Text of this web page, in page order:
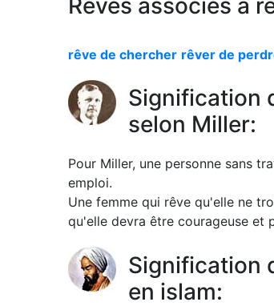
Rêves associés à
rêve de chercher rêver de
Signification
selon Miller:
Pour Miller, une personne sans
emploi.
Une femme qui rêve qu'elle ne
qu'elle devra être courageuse et
Signification
en islam: